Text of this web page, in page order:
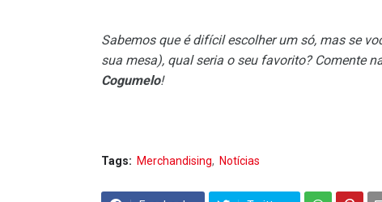
Sabemos que é difícil escolher um só, mas se
sua mesa), qual seria o seu favorito? Comente
Cogumelo!
Tags: Merchandising Notícias